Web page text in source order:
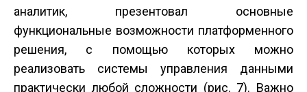
аналитик, презентовал основные
функциональные возможности платформенного
решения, с помощью которых можно
реализовать системы управления данными
практически любой сложности (рис. 7). Важно